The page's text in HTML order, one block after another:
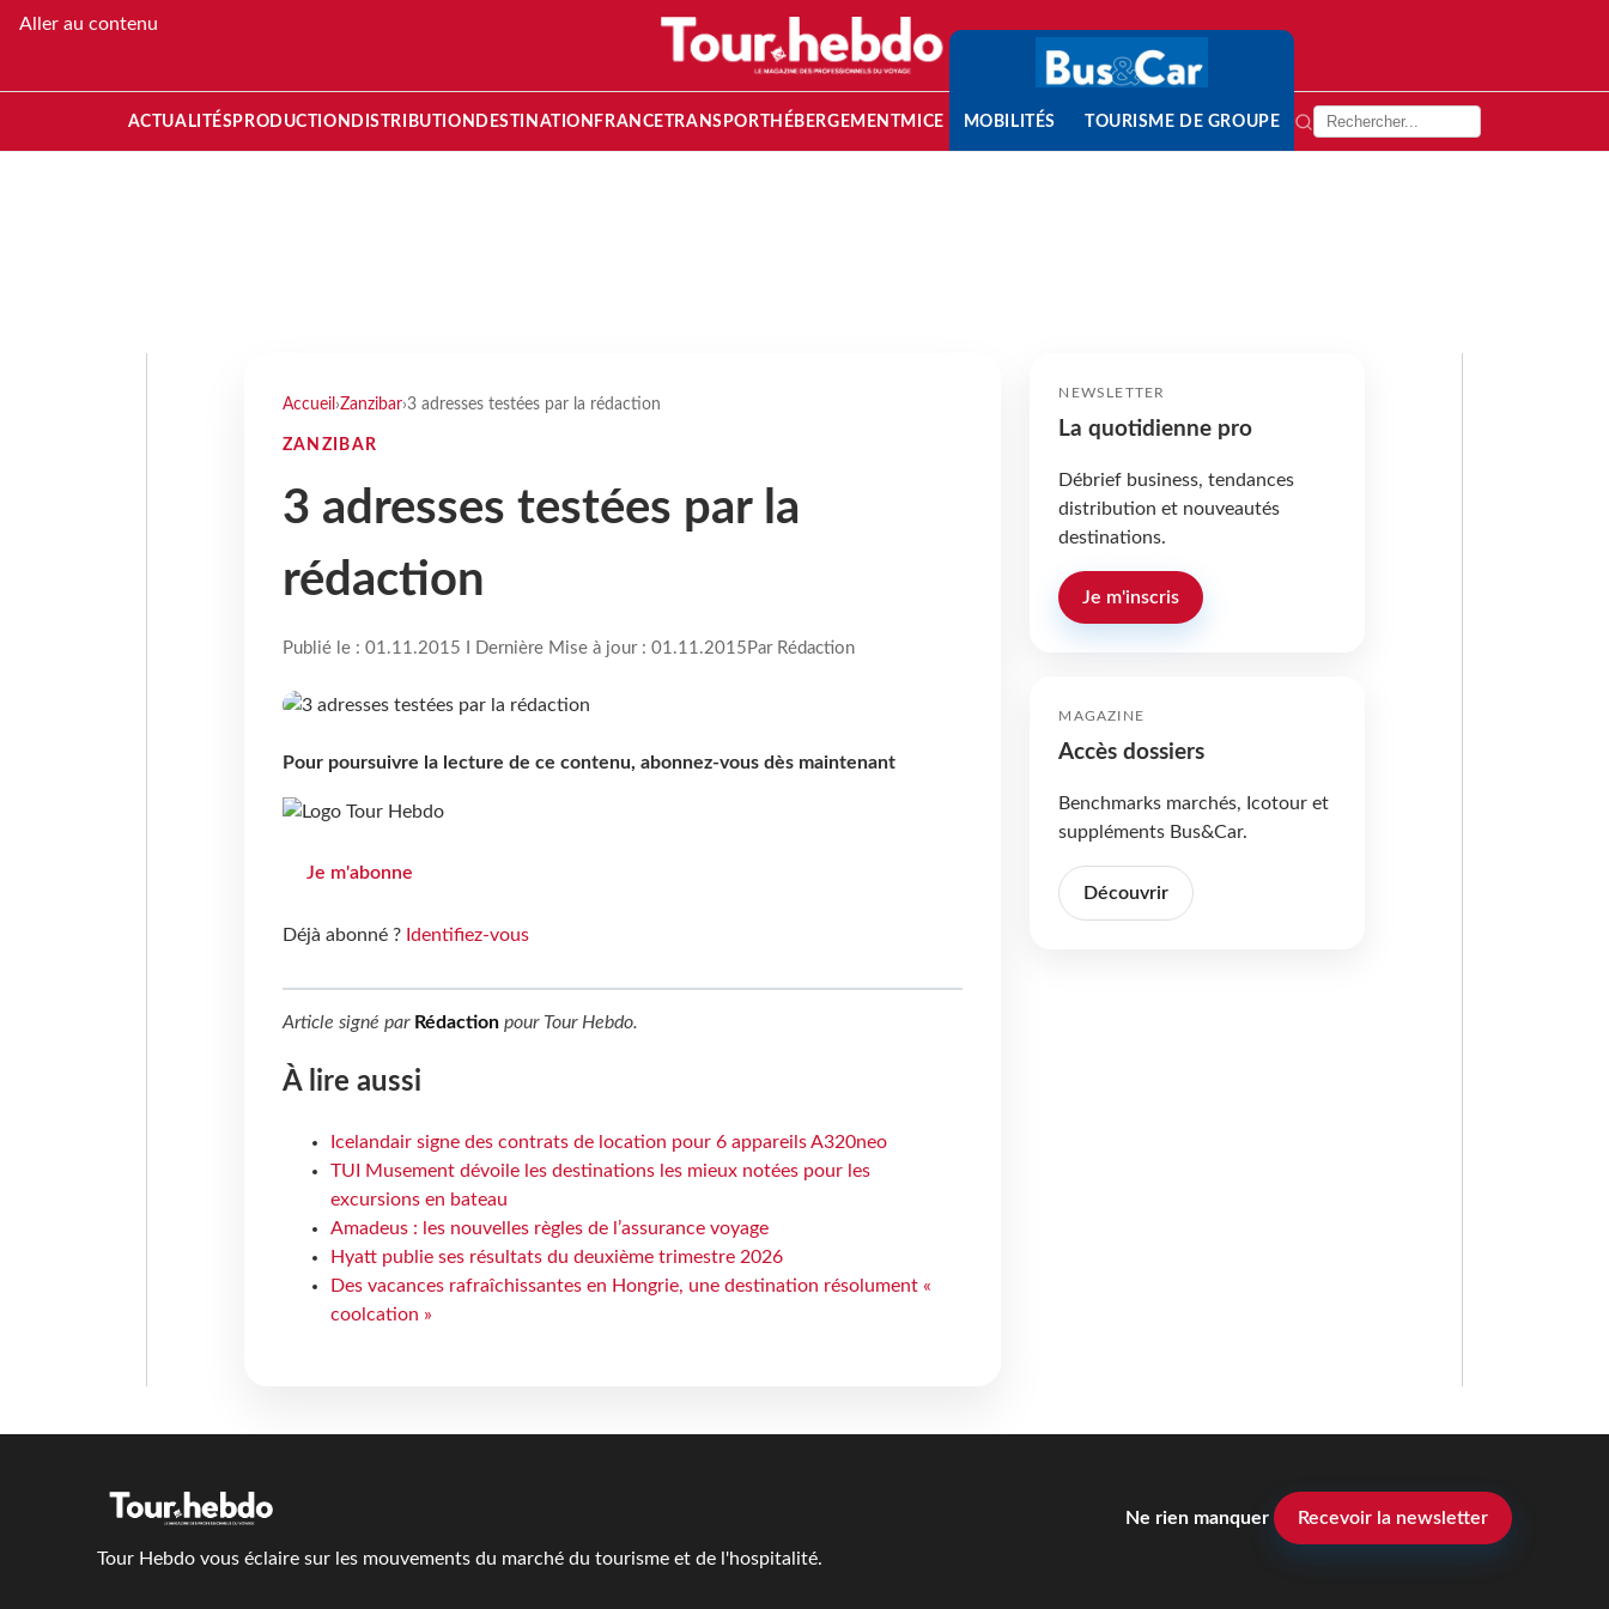
Aller au contenu
ACTUALITÉS PRODUCTION DISTRIBUTION DESTINATION FRANCETRANSPORT HÉBERGEMENTMICE MOBILITÉS TOURISME DE GROUPE
Accueil ›Zanzibar›3 adresses testées par la rédaction
ZANZIBAR
3 adresses testées par la
rédaction
Publié le : 01.11.2015 I Dernière Mise à jour : 01.11.2015 Par Rédaction
Pour poursuivre la lecture de ce contenu, abonnez-vous dès maintenant
Je m'abonne
Déjà abonné ? Identifiez-vous
Article signé par Rédactionpour Tour Hebdo.
À lire aussi
Icelandair signe des contrats de location pour 6 appareils A320neo
TUI Musement dévoile les destinations les mieux notées pour les
excursions en bateau
Amadeus : les nouvelles règles de l’assurance voyage
Hyatt publie ses résultats du deuxième trimestre 2026
Des vacances rafraîchissantes en Hongrie, une destination résolument «
coolcation »
NEWSLETTER
La quotidienne pro
Débrief business, tendances
distribution et nouveautés
destinations.
Je m'inscris
MAGAZINE
Accès dossiers
Benchmarks marchés, Icotour et
suppléments Bus&Car.
Découvrir
Tour Hebdo vous éclaire sur les mouvements du marché du tourisme et de l'hospitalité.
Ne rien manquer Recevoir la newsletter